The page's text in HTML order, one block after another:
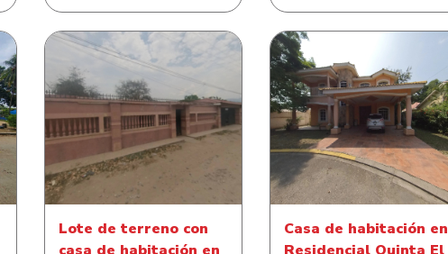
Lote de terreno con casa de
habitación en Colonia Jacobo
V Cárcamo
Lote de terreno con
Casa de habitación en
Residencial Quinta El
Dorado
Casa de habitación en